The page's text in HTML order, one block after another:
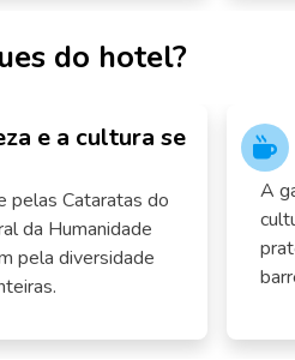
do hotel?
e a cultura se
pelas Cataratas do
da Humanidade
pela diversidade
A